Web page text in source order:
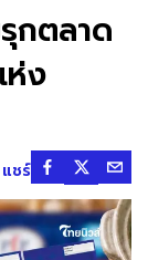
กตลาด
ห่ง
แชร์